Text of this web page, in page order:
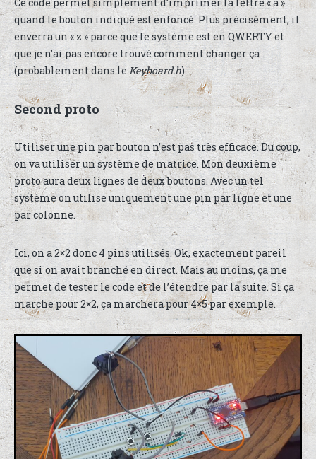
quand le bouton indiqué est enfoncé. Plus précisément, il
enverra un « z » parce que le système est en QWERTY et
que je n’ai pas encore trouvé comment changer ça
(probablement dans le Keyboard.h).
Second proto
Utiliser une pin par bouton n’est pas très efficace. Du coup,
on va utiliser un système de matrice. Mon deuxième
proto aura deux lignes de deux boutons. Avec un tel
système on utilise uniquement une pin par ligne et une
par colonne.
Ici, on a 2×2 donc 4 pins utilisés. Ok, exactement pareil
que si on avait branché en direct. Mais au moins, ça me
permet de tester le code et de l’étendre par la suite. Si ça
marche pour 2×2, ça marchera pour 4×5 par exemple.